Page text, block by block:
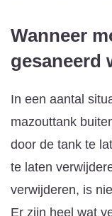
Wanneer
gesaneerd
In een aantal
mazouttank
door de tank te
te laten
verwijderen, is
Er zijn heel wat